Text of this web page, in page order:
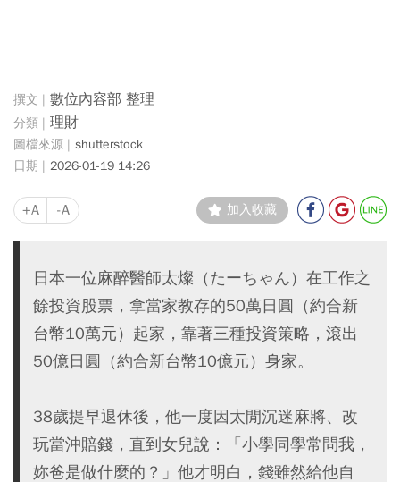
數位內容部 整理
理財
shutterstock
2026-01-19 14:26
+A -A 加入收藏
日本一位麻醉醫師太燦（たーちゃん）在工作之
餘投資股票，拿當家教存的50萬日圓（約合新
台幣10萬元）起家，靠著三種投資策略，滾出
50億日圓（約合新台幣10億元）身家。
38歲提早退休後，他一度因太閒沉迷麻將、改
玩當沖賠錢，直到女兒說：「小學同學常問我，
妳爸是做什麼的？」他才明白，錢雖然給他自